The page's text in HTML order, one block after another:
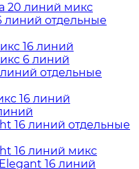
20 линий микс
линий отдельные
16 линий
6 линий
отдельные
16 линий
16 линий отдельные
16 линий микс
16 линий